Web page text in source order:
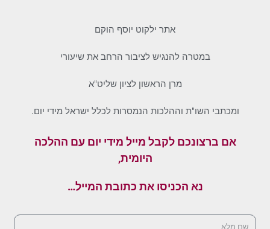
אתר ילקוט יוסף הוקם
במטרה להנגיש לציבור הרחב את שיעורי
מרן הראשון לציון שליט"א
ומכתבי השו"ת וההלכות הנמסרות לכלל ישראל מידי יום.
אם ברצונכם לקבל מייל מידי יום עם ההלכה
היומית,
נא הכניסו את כתובת המייל…